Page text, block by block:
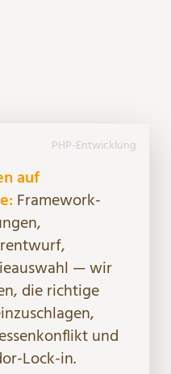
PHP-Entwicklung
auf
Framework-
— wir
die richtige
und
Lock-in.